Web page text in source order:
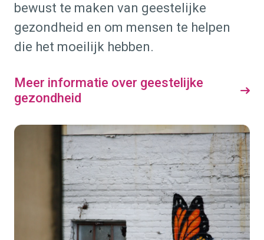
bewust te maken van geestelijke
gezondheid en om mensen te helpen
die het moeilijk hebben.
Meer informatie over geestelijke
gezondheid